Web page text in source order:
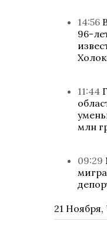
14:56
96-
11:44
млн
09:29
21 Ноября,